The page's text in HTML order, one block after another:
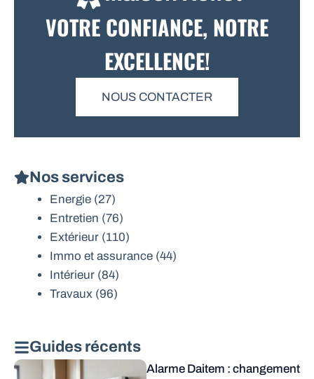
VOTRE CONFIANCE, NOTRE
EXCELLENCE!
NOUS CONTACTER
Nos services
Energie (27)
Entretien (76)
Extérieur (110)
Immo et assurance (44)
Intérieur (84)
Travaux (96)
Guides récents
Alarme Daitem : changement